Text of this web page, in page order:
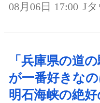
08月06日 17:00 J
「兵庫県の道
が一番好きな
明石海峡の絶